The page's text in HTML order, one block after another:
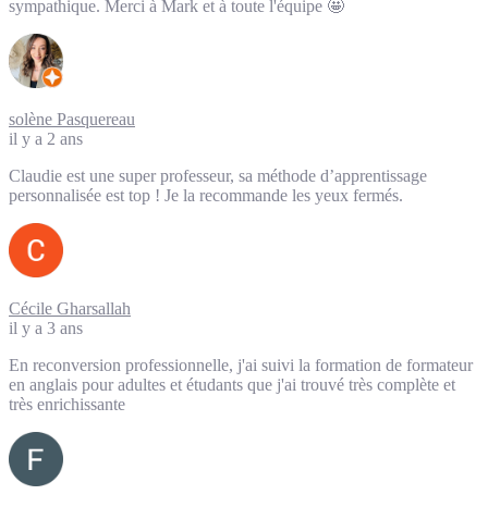
sympathique. Merci à Mark et à toute l'équipe 🤩
solène Pasquereau
il y a 2 ans
Claudie est une super professeur, sa méthode d’apprentissage
personnalisée est top ! Je la recommande les yeux fermés.
Cécile Gharsallah
il y a 3 ans
En reconversion professionnelle, j'ai suivi la formation de formateur
en anglais pour adultes et étudants que j'ai trouvé très complète et
très enrichissante